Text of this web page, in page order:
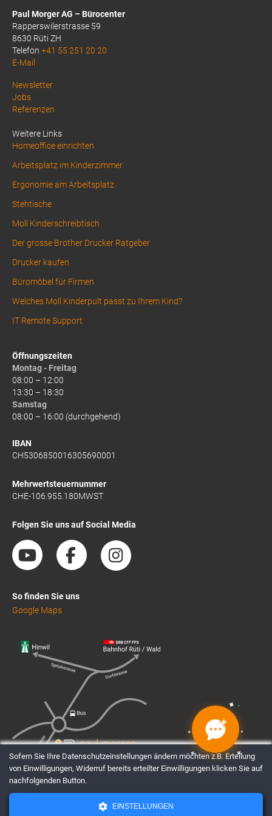
Paul Morger AG – Bürocenter
Rapperswilerstrasse 59
8630 Rüti ZH
Telefon +41 55 251 20 20
E-Mail
Above
Footer
Newsletter
Jobs
Referenzen
Weitere Links
Homeoffice einrichten
Arbeitsplatz im Kinderzimmer
Ergonomie am Arbeitsplatz
Stehtische
Moll Kinderschreibtisch
Der grosse Brother Drucker Ratgeber
Drucker kaufen
Büromöbel für Firmen
Welches Moll Kinderpult passt zu Ihrem Kind?
IT Remote Support
Öffnungszeiten
Montag - Freitag
08:00 – 12:00
13:30 – 18:30
Samstag
08:00 – 16:00 (durchgehend)
IBAN
CH5306850016305690001
Mehrwertsteuernummer
CHE-106.955.180MWST
Folgen Sie uns auf Social Media
So finden Sie uns
Google Maps
✦
✦
✦
✦
✦
✦
Sofern Sie Ihre Datenschutzeinstellungen ändern möchten z.B. Erteilung
von Einwilligungen, Widerruf bereits erteilter Einwilligungen klicken Sie auf
nachfolgenden Button.
EINSTELLUNGEN